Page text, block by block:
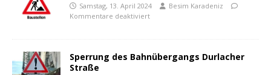
Samstag, 13. April 2024
Besim Karadeniz
Kommentare deaktiviert
Sperrung des Bahnübergangs Durlacher
Straße